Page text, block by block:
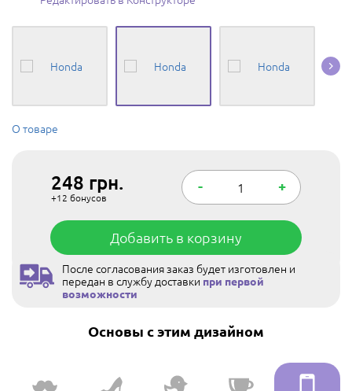
О товаре
248 грн.
+12 бонусов
- +
Добавить в корзину
После согласования заказ будет изготовлен и
передан в службу доставки при первой
возможности
Основы с этим дизайном